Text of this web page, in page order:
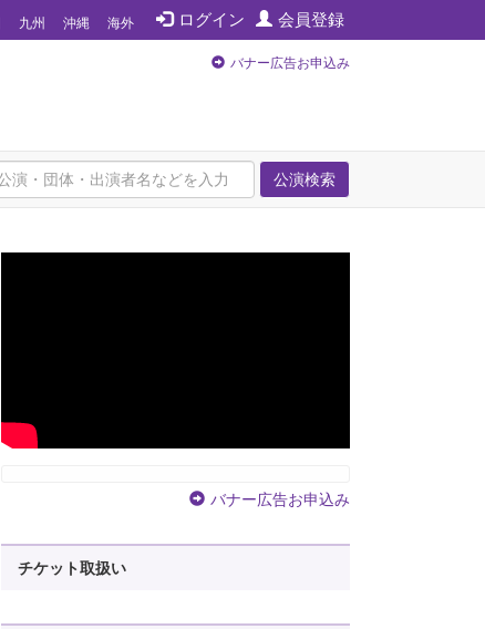
ログイン 会員登録
九州 沖縄 海外
バナー広告お申込み
公演検索
バナー広告お申込み
チケット取扱い